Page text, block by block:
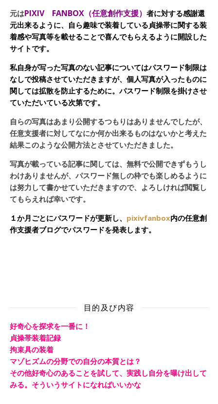
元はPIXIV FANBOX（任意創作支援） 者に対する感謝還
元出来るように、自ら趣味で装着している貞操帯に関する装
着感や写真等を載せることで喜んでもらえるように開設した
サイトです。
私自身が写った写真のない記事についてはパスワード制限は
なしで投稿させていただきますが、個人写真が入ったものに
関しては拡散を防止するために。パスワード制限を掛けさせ
ていただいている次第です。
自らの写真はあまり公開するつもりはありませんでしたが、
任意支援者に対してなにか何か出来るものはないかと考えた
結果このような公開方法とさせていただきました。
写真が載っている記事に関しては、無料で公開できずもうし
わけありませんが、パスワード無しの枠でも楽しめるように
は努力して書かせていただきますので、よろしければ閲覧し
てもらえれば幸いです。
１か月ごとにパスワードが更新し、 pixivfanbox内の任意創
作支援者ブログでパスワードを発表します。
目的及び内容
好奇心を探求を一番に！
貞操帯装着記録
拘束具の装着
マゾヒズムの分野での自分の本質とは？
その他好奇心のあることを試して、実践し自分を曝け出して
みる。そういうサイトになればいいかな